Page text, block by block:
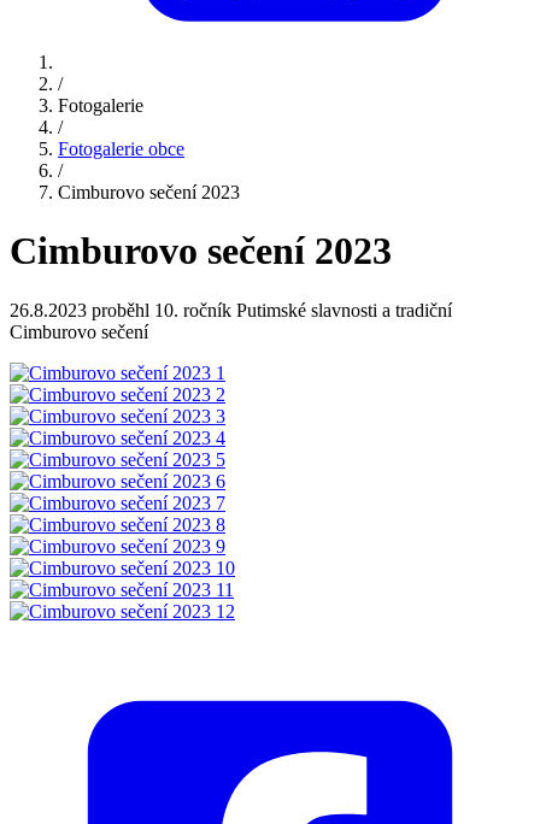
/
Fotogalerie
/
Fotogalerie obce
/
Cimburovo sečení 2023
Cimburovo sečení 2023
26.8.2023 proběhl 10. ročník Putimské slavnosti a tradiční
Cimburovo sečení